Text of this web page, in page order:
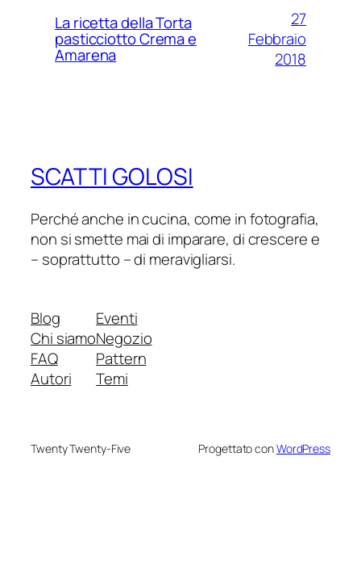
La ricetta della Torta
pasticciotto Crema e
Amarena
27
Febbraio
2018
SCATTI GOLOSI
Perché anche in cucina, come in fotografia,
non si smette mai di imparare, di crescere e
– soprattutto – di meravigliarsi.
Blog
Chi siamo
FAQ
Autori
Eventi
Negozio
Pattern
Temi
Twenty Twenty-Five Progettato conWordPress